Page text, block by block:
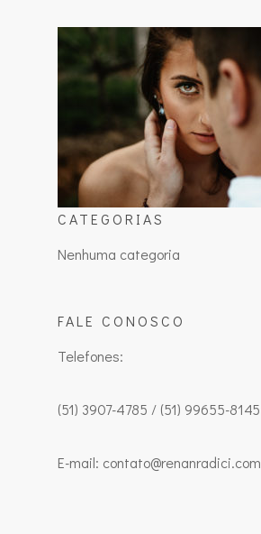
CATEGORIAS
Nenhuma categoria
FALE CONOSCO
Telefones:
(51) 3907-4785 / (51) 99655-8145
E-mail: contato@renanradici.com